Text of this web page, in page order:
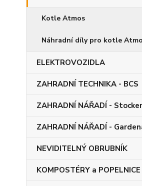
Kotle Atmos
Náhradní díly pro kotle
ELEKTROVOZIDLA
ZAHRADNÍ TECHNIKA - BCS
ZAHRADNÍ NÁŘADÍ - Stocker
ZAHRADNÍ NÁŘADÍ -
NEVIDITELNÝ OBRUBNÍK
KOMPOSTÉRY a POPELNICE